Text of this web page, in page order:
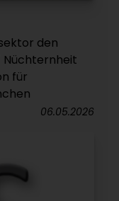
den
für
06.05.2026